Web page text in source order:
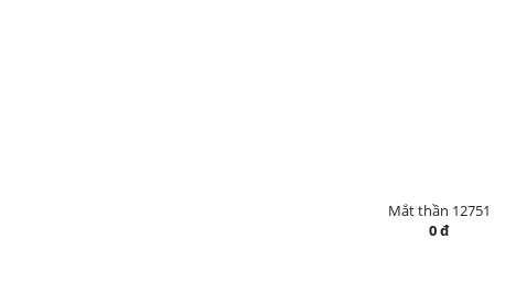
Mắt thần 12751
0 đ